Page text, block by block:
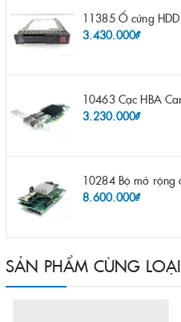
3.430.000₫
3.230.000₫
8.600.000₫
SẢN PHẨM CÙNG LOẠI